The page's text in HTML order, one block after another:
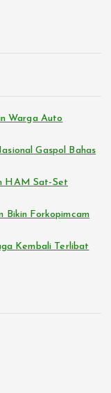
Warga Auto
Gaspol Bahas
HAM Sat-Set
Bikin Forkopimcam
Kembali Terlibat